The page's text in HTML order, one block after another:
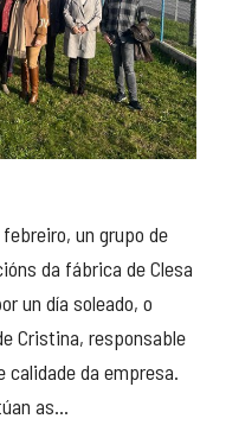
un grupo de
da fábrica de Clesa
un día soleado, o
Cristina, responsable
calidade da empresa.
as...